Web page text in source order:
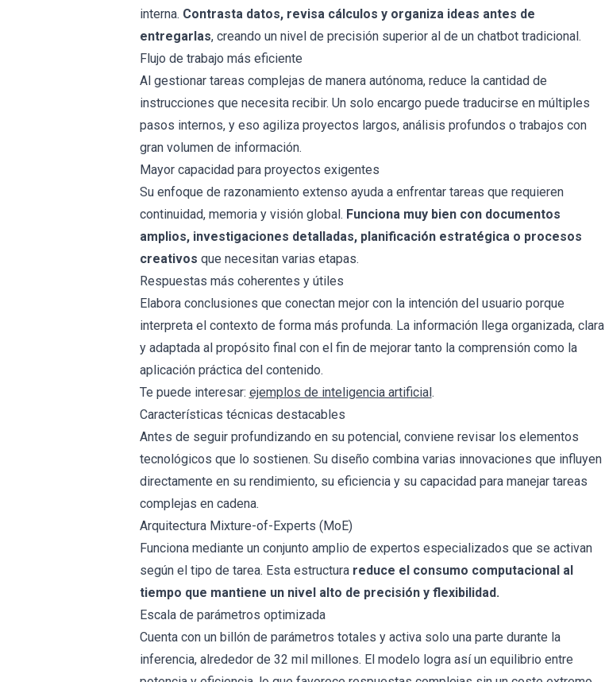
interna. Contrasta datos, revisa cálculos y organiza ideas antes de
entregarlas, creando un nivel de precisión superior al de un chatbot tradicional.
Flujo de trabajo más eficiente
Al gestionar tareas complejas de manera autónoma, reduce la cantidad de
instrucciones que necesita recibir. Un solo encargo puede traducirse en múltiples
pasos internos, y eso agiliza proyectos largos, análisis profundos o trabajos con
gran volumen de información.
Mayor capacidad para proyectos exigentes
Su enfoque de razonamiento extenso ayuda a enfrentar tareas que requieren
continuidad, memoria y visión global. Funciona muy bien con documentos
amplios, investigaciones detalladas, planificación estratégica o procesos
creativos que necesitan varias etapas.
Respuestas más coherentes y útiles
Elabora conclusiones que conectan mejor con la intención del usuario porque
interpreta el contexto de forma más profunda. La información llega organizada, clara
y adaptada al propósito final con el fin de mejorar tanto la comprensión como la
aplicación práctica del contenido.
Te puede interesar: ejemplos de inteligencia artificial.
Características técnicas destacables
Antes de seguir profundizando en su potencial, conviene revisar los elementos
tecnológicos que lo sostienen. Su diseño combina varias innovaciones que influyen
directamente en su rendimiento, su eficiencia y su capacidad para manejar tareas
complejas en cadena.
Arquitectura Mixture-of-Experts (MoE)
Funciona mediante un conjunto amplio de expertos especializados que se activan
según el tipo de tarea. Esta estructurareduce el consumo computacional al
tiempo que mantiene un nivel alto de precisión y flexibilidad.
Escala de parámetros optimizada
Cuenta con un billón de parámetros totales y activa solo una parte durante la
inferencia, alrededor de 32 mil millones. El modelo logra así un equilibrio entre